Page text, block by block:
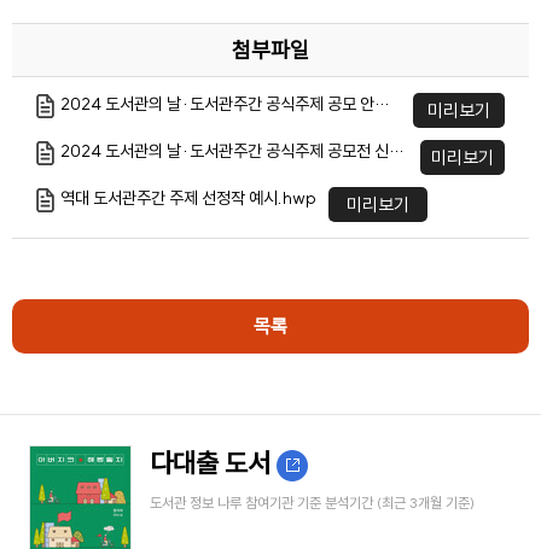
첨부파일
2024 도서관의 날·도서관주간 공식주제 공모 안내문.hwp 미리보기
2024 도서관의 날·도서관주간 공식주제 공모전 신청 시 유의사항.hwp 미리보기
역대 도서관주간 주제 선정작 예시.hwp 미리보기
목록
다대출 도서
도서관 정보 나루 참여기관 기준 분석기간 (최근 3개월 기준)